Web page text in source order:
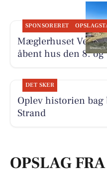
SPONSORERET
Mæglerhuset
åbent hus den 8.
DET SKER
Oplev historien bag
Strand
OPSLAG